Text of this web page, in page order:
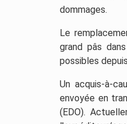
dommages.
Le
grand pâs
possibles
Un acquis-à-
envoyée en
(EDO).